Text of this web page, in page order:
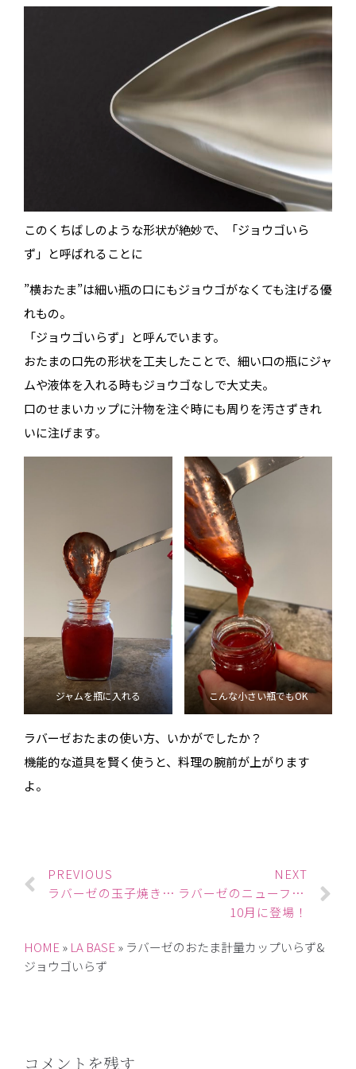
このくちばしのような形状が絶妙で、「ジョウゴいら
ず」と呼ばれることに
”横おたま”は細い瓶の口にもジョウゴがなくても注げる優
れもの。
「ジョウゴいらず」と呼んでいます。
おたまの口先の形状を工夫したことで、細い口の瓶にジャ
ムや液体を入れる時もジョウゴなしで大丈夫。
口のせまいカップに汁物を注ぐ時にも周りを汚さずきれ
いに注げます。
ジャムを瓶に入れる こんな小さい瓶でもOK
ラバーゼおたまの使い方、いかがでしたか？
機能的な道具を賢く使うと、料理の腕前が上がります
よ。
PREVIOUS
ラバーゼの玉子焼き器は四角いフライパン
NEXT
ラバーゼのニューフェイス
10月に登場！
HOME» LA BASE» ラバーゼのおたま計量カップいらず&
ジョウゴいらず
コメントを残す